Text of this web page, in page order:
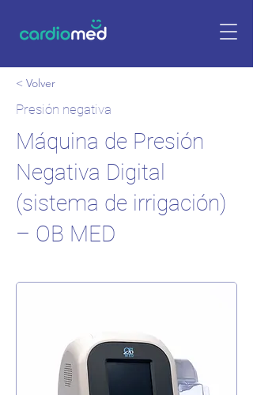
< Volver
Presión negativa
Máquina de Presión
Negativa Digital
(sistema de irrigación)
– OB MED